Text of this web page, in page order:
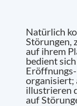
Natürlich
Störungen,
auf ihrem
bedient
organisiert;
illustrieren
auf